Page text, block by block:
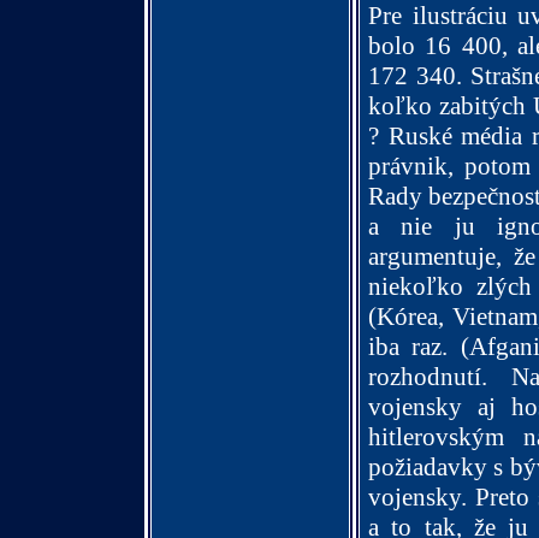
Pre ilustráciu
bolo 16 400,
172 340.
koľko zabitých
? Ruské média
právnik,
Rady
a nie ju
argumentuje,
niekoľko
(Kórea,
iba raz.
rozhodnutí.
vojensky aj
hitlerovským
požiadavky s
vojensky.
a to tak, že ju